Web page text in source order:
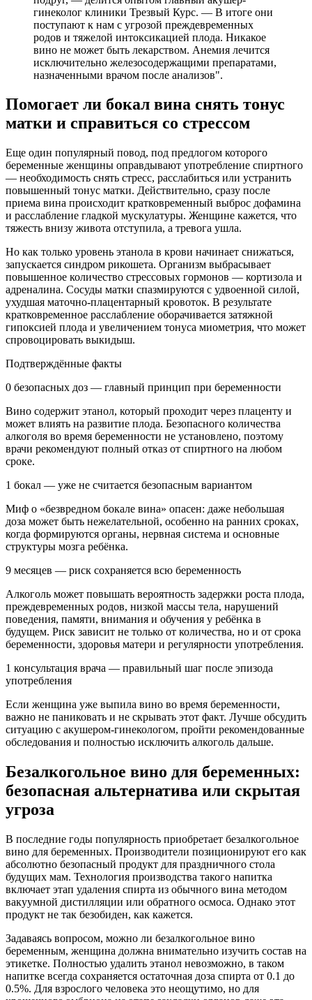
гинеколог клиники Трезвый Курс. — В итоге они
поступают к нам с угрозой преждевременных
родов и тяжелой интоксикацией плода. Никакое
вино не может быть лекарством. Анемия лечится
исключительно железосодержащими препаратами,
назначенными врачом после анализов".
Помогает ли бокал вина снять тонус
матки и справиться со стрессом
Еще один популярный повод, под предлогом которого
беременные женщины оправдывают употребление спиртного
— необходимость снять стресс, расслабиться или устранить
повышенный тонус матки. Действительно, сразу после
приема вина происходит кратковременный выброс дофамина
и расслабление гладкой мускулатуры. Женщине кажется, что
тяжесть внизу живота отступила, а тревога ушла.
Но как только уровень этанола в крови начинает снижаться,
запускается синдром рикошета. Организм выбрасывает
повышенное количество стрессовых гормонов — кортизола и
адреналина. Сосуды матки спазмируются с удвоенной силой,
ухудшая маточно-плацентарный кровоток. В результате
кратковременное расслабление оборачивается затяжной
гипоксией плода и увеличением тонуса миометрия, что может
спровоцировать выкидыш.
Подтверждённые факты
0 безопасных доз — главный принцип при беременности
Вино содержит этанол, который проходит через плаценту и
может влиять на развитие плода. Безопасного количества
алкоголя во время беременности не установлено, поэтому
врачи рекомендуют полный отказ от спиртного на любом
сроке.
1 бокал — уже не считается безопасным вариантом
Миф о «безвредном бокале вина» опасен: даже небольшая
доза может быть нежелательной, особенно на ранних сроках,
когда формируются органы, нервная система и основные
структуры мозга ребёнка.
9 месяцев — риск сохраняется всю беременность
Алкоголь может повышать вероятность задержки роста плода,
преждевременных родов, низкой массы тела, нарушений
поведения, памяти, внимания и обучения у ребёнка в
будущем. Риск зависит не только от количества, но и от срока
беременности, здоровья матери и регулярности употребления.
1 консультация врача — правильный шаг после эпизода
употребления
Если женщина уже выпила вино во время беременности,
важно не паниковать и не скрывать этот факт. Лучше обсудить
ситуацию с акушером-гинекологом, пройти рекомендованные
обследования и полностью исключить алкоголь дальше.
Безалкогольное вино для беременных:
безопасная альтернатива или скрытая
угроза
В последние годы популярность приобретает безалкогольное
вино для беременных. Производители позиционируют его как
абсолютно безопасный продукт для праздничного стола
будущих мам. Технология производства такого напитка
включает этап удаления спирта из обычного вина методом
вакуумной дистилляции или обратного осмоса. Однако этот
продукт не так безобиден, как кажется.
Задаваясь вопросом, можно ли безалкогольное вино
беременным, женщина должна внимательно изучить состав на
этикетке. Полностью удалить этанол невозможно, в таком
напитке всегда сохраняется остаточная доза спирта от 0.1 до
0.5%. Для взрослого человека это неощутимо, но для